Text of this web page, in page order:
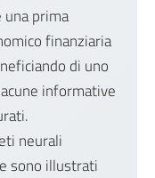
prima
finanziaria
di uno
informative
neurali
sono illustrati